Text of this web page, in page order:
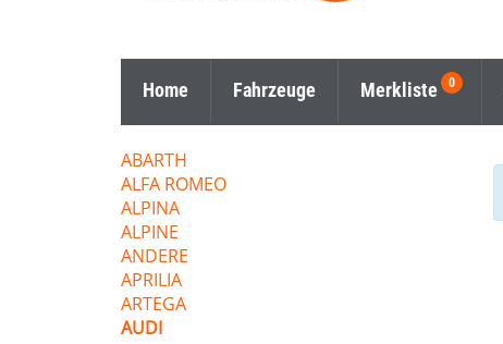
Home Fahrzeuge Merkliste
ABARTH
ALFA ROMEO
ALPINA
ALPINE
ANDERE
APRILIA
ARTEGA
AUDI